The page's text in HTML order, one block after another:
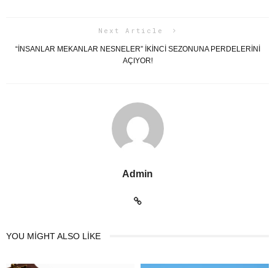
Next Article
“İNSANLAR MEKANLAR NESNELER” İKINCI SEZONUNA PERDELERINI
AÇIYOR!
Admin
YOU MIGHT ALSO LIKE